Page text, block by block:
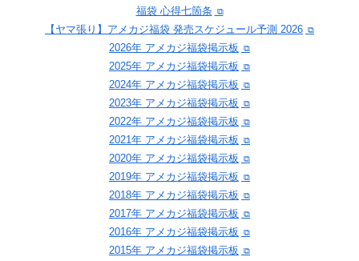
福袋 心得七箇条
【ヤマ張り】アメカジ福袋 発売スケジュール予測 2026
2026年 アメカジ福袋掲示板
2025年 アメカジ福袋掲示板
2024年 アメカジ福袋掲示板
2023年 アメカジ福袋掲示板
2022年 アメカジ福袋掲示板
2021年 アメカジ福袋掲示板
2020年 アメカジ福袋掲示板
2019年 アメカジ福袋掲示板
2018年 アメカジ福袋掲示板
2017年 アメカジ福袋掲示板
2016年 アメカジ福袋掲示板
2015年 アメカジ福袋掲示板